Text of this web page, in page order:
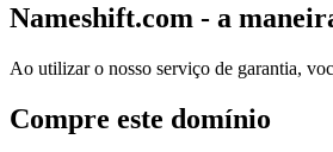
Nameshift.com - a
Ao utilizar o nosso serviço de garantia,
Compre este domínio